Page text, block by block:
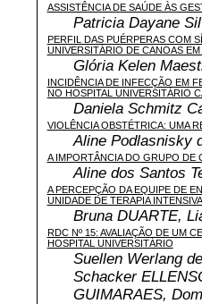
ASSISTÊNCIA DE SAÚDE ÀS
Patricia Dayane
PERFIL DAS PUÉRPERAS COM
UNIVERSITÁRIO DE CANOAS EM
Glória Kelen
INCIDÊNCIA DE INFECÇÃO EM
NO HOSPITAL UNIVERSITÁRIO
Daniela Schmitz
VIOLÊNCIA OBSTÉTRICA: UMA
Aline Podlasnisky
A IMPORTÂNCIA DO GRUPO DE
Aline dos Santos
A PERCEPÇÃO DA EQUIPE DE
UNIDADE DE TERAPIA
Bruna DUARTE,
RDC Nº 15: AVALIAÇÃO DE UM
HOSPITAL UNIVERSITÁRIO
Suellen Werlang
Schacker
GUIMARAES,